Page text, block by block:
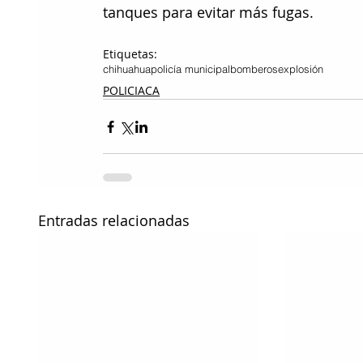
tanques para evitar más fugas.
Etiquetas:
chihuahuapolicía municipalbomberosexplosión
POLICIACA
Entradas relacionadas